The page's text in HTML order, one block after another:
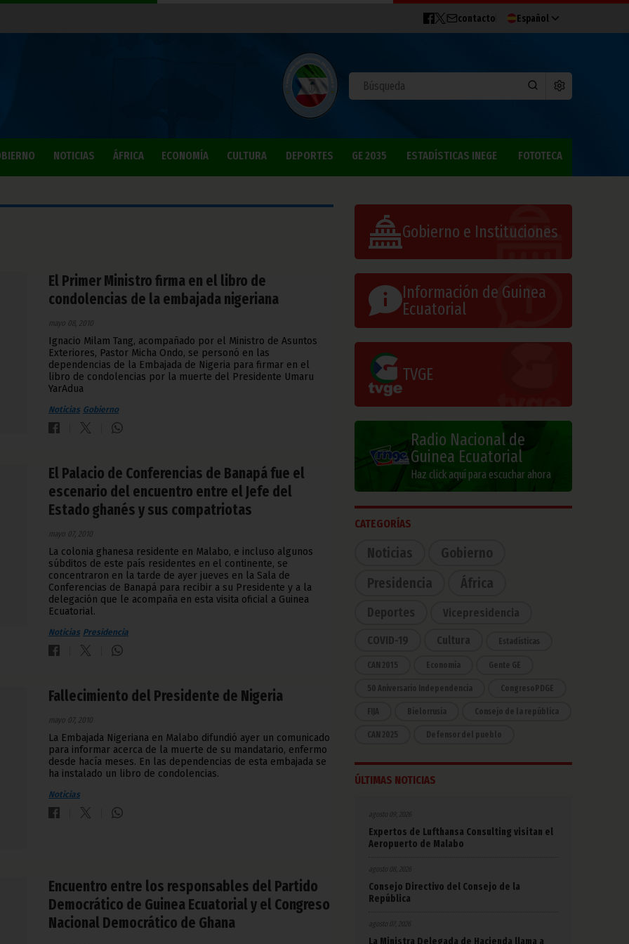
contacto Español
NOTICIAS ÁFRICA ECONOMÍA CULTURA DEPORTES GE 2035 ESTADÍSTICAS INEGE FOTOTECA
El Primer Ministro firma en el libro de
condolencias de la embajada nigeriana
mayo 08, 2010
Ignacio Milam Tang, acompañado por el Ministro de Asuntos
Exteriores, Pastor Micha Ondo, se personó en las
dependencias de la Embajada de Nigeria para firmar en el
libro de condolencias por la muerte del Presidente Umaru
YarAdua
Noticias Gobierno
El Palacio de Conferencias de Banapá fue el
escenario del encuentro entre el Jefe del
Estado ghanés y sus compatriotas
mayo 07, 2010
La colonia ghanesa residente en Malabo, e incluso algunos
súbditos de este país residentes en el continente, se
concentraron en la tarde de ayer jueves en la Sala de
Conferencias de Banapá para recibir a su Presidente y a la
delegación que le acompaña en esta visita oficial a Guinea
Ecuatorial.
Noticias Presidencia
Fallecimiento del Presidente de Nigeria
mayo 07, 2010
La Embajada Nigeriana en Malabo difundió ayer un comunicado
para informar acerca de la muerte de su mandatario, enfermo
desde hacía meses. En las dependencias de esta embajada se
ha instalado un libro de condolencias.
Noticias
Encuentro entre los responsables del Partido
Democrático de Guinea Ecuatorial y el Congreso
Nacional Democrático de Ghana
Gobierno e Instituciones
Información de Guinea
Ecuatorial
TVGE
Radio Nacional de
Guinea Ecuatorial
Haz click aquí para escuchar ahora
CATEGORÍAS
Noticias
Gobierno
Presidencia
África
Deportes Vicepresidencia
COVID-19 Cultura Estadísticas
CAN 2015 Economía Gente GE
50 Aniversario Independencia CongresoPDGE
FIJA Bielorrusia Consejo de la república
CAN 2025 Defensor del pueblo
ÚLTIMAS NOTICIAS
agosto 09, 2026
Expertos de Lufthansa Consulting visitan el
Aeropuerto de Malabo
agosto 08, 2026
Consejo Directivo del Consejo de la
República
agosto 07, 2026
La Ministra Delegada de Hacienda llama a